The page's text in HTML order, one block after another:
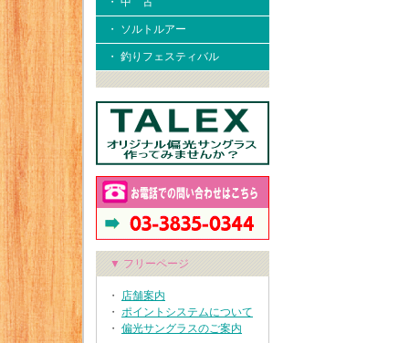
・ ソルトルアー
・ 釣りフェスティバル
▼ フリーページ
・ 店舗案内
・ ポイントシステムについて
・ 偏光サングラスのご案内